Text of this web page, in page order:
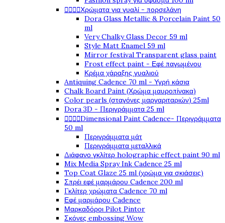
Χρώματα για γυαλί - πορσελάνη
Dora Glass Metallic & Porcelain Paint 50
ml
Very Chalky Glass Decor 59 ml
Style Matt Enamel 59 ml
Mirror festival Transparent glass paint
Frost effect paint - Εφέ παγωμένου
Κρέμα χάραξης γυαλιού
Antiquing Cadence 70 ml - Υγρή κάσια
Chalk Board Paint (Χρώμα μαυροπίνακα)
Color pearls (σταγόνες μαργαριταριών) 25ml
Dora 3D - Περιγράμματα 25 ml
Dimensional Paint Cadence- Περιγράμματα
50 ml
Περιγράμματα μάτ
Περιγράμματα μεταλλικά
Διάφανο γκλίτερ holographic effect paint 90 ml
Mix Media Spray Ink Cadence 25 ml
Top Coat Glaze 25 ml (χρώμα για σκιάσεις)
Σπρέι εφέ μαρμάρου Cadence 200 ml
Γκλίτερ χρώματα Cadence 70 ml
Εφέ μαρμάρου Cadence
Μαρκαδόροι Pilot Pintor
Σκόνες embossing Wow